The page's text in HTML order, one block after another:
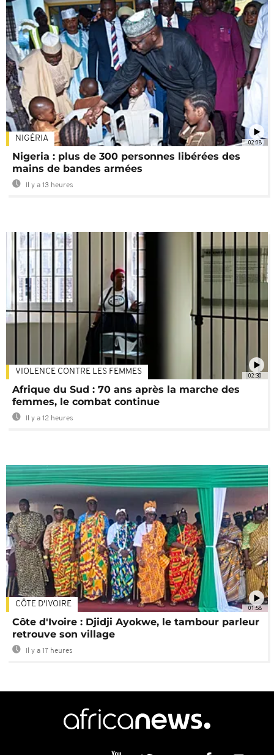
02:08
NIGÉRIA
Nigeria : plus de 300 personnes libérées des
mains de bandes armées
Il y a 13 heures
02:30
VIOLENCE CONTRE LES FEMMES
Afrique du Sud : 70 ans après la marche des
femmes, le combat continue
Il y a 12 heures
01:58
CÔTE D'IVOIRE
Côte d'Ivoire : Djidji Ayokwe, le tambour parleur
retrouve son village
Il y a 17 heures